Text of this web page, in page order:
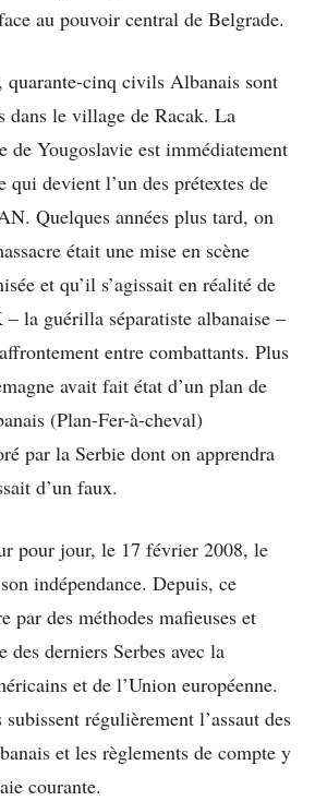
au pouvoir central de Belgrade.
quarante-cinq civils Albanais sont
dans le village de Racak. La
de Yougoslavie est immédiatement
qui devient l’un des prétextes de
Quelques années plus tard, on
était une mise en scène
et qu’il s’agissait en réalité de
la guérilla séparatiste albanaise –
entre combattants. Plus
avait fait état d’un plan de
(Plan-Fer-à-cheval)
par la Serbie dont on apprendra
d’un faux.
pour jour, le 17 février 2008, le
indépendance. Depuis, ce
par des méthodes mafieuses et
des derniers Serbes avec la
et de l’Union européenne.
subissent régulièrement l’assaut des
et les règlements de compte y
courante.